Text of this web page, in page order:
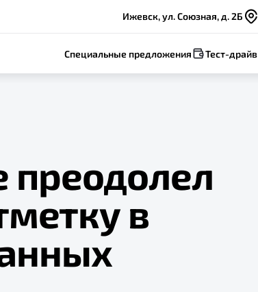
Ижевск, ул. Союзная, д. 2Б
Специальные предложения Тест-драйв
преодолел
в